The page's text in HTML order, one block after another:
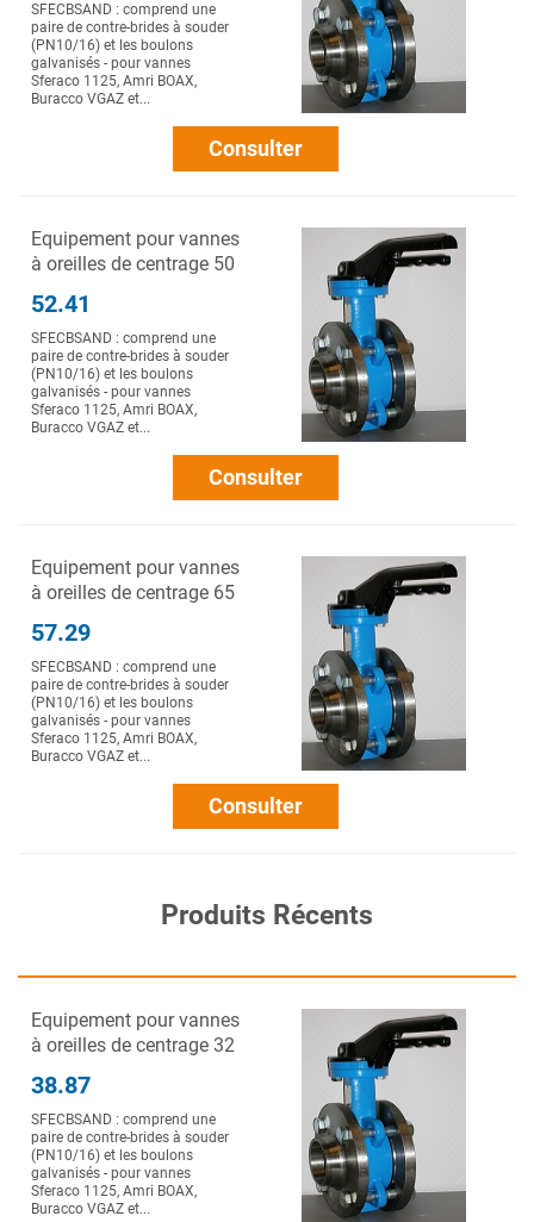
SFECBSAND : comprend une
paire de contre-brides à souder
(PN10/16) et les boulons
galvanisés - pour vannes
Sferaco 1125, Amri BOAX,
Buracco VGAZ et...
Consulter
Equipement pour vannes
à oreilles de centrage 50
52.41
SFECBSAND : comprend une
paire de contre-brides à souder
(PN10/16) et les boulons
galvanisés - pour vannes
Sferaco 1125, Amri BOAX,
Buracco VGAZ et...
Consulter
Equipement pour vannes
à oreilles de centrage 65
57.29
SFECBSAND : comprend une
paire de contre-brides à souder
(PN10/16) et les boulons
galvanisés - pour vannes
Sferaco 1125, Amri BOAX,
Buracco VGAZ et...
Consulter
Produits Récents
Equipement pour vannes
à oreilles de centrage 32
38.87
SFECBSAND : comprend une
paire de contre-brides à souder
(PN10/16) et les boulons
galvanisés - pour vannes
Sferaco 1125, Amri BOAX,
Buracco VGAZ et...